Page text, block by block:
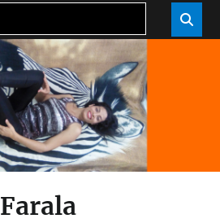

Farala